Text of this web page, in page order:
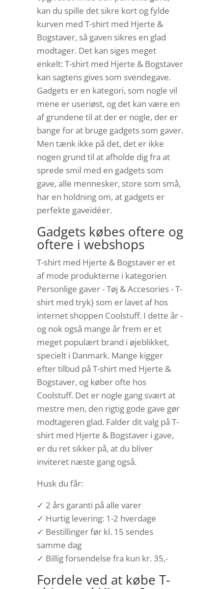
kan du spille det sikre kort og fylde
kurven med T-shirt med Hjerte &
Bogstaver, så gaven sikres en glad
modtager. Det kan siges meget
enkelt: T-shirt med Hjerte & Bogstaver
kan sagtens gives som svendegave.
Gadgets er en kategori, som nogle vil
mene er useriøst, og det kan være en
af grundene til at der er nogle, der er
bange for at bruge gadgets som gaver.
Men tænk ikke på det, det er ikke
nogen grund til at afholde dig fra at
sprede smil med en gadgets som
gave, alle mennesker, store som små,
har en holdning om, at gadgets er
perfekte gaveidéer.
Gadgets købes oftere og
oftere i webshops
T-shirt med Hjerte & Bogstaver er et
af mode produkterne i kategorien
Personlige gaver - Tøj & Accesories - T-
shirt med tryk} som er lavet af hos
internet shoppen Coolstuff. I dette år -
og nok også mange år frem er et
meget populært brand i øjeblikket,
specielt i Danmark. Mange kigger
efter tilbud på T-shirt med Hjerte &
Bogstaver, og køber ofte hos
Coolstuff. Det er nogle gang svært at
mestre men, den rigtig gode gave gør
modtageren glad. Falder dit valg på T-
shirt med Hjerte & Bogstaver i gave,
er du ret sikker på, at du bliver
inviteret næste gang også.
Husk du får:
✓ 2 års garanti på alle varer
✓ Hurtig levering: 1-2 hverdage
✓ Bestillinger før kl. 15 sendes
samme dag
✓ Billig forsendelse fra kun kr. 35,-
Fordele ved at købe T-